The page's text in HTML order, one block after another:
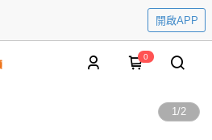
開啟APP
0
1/2